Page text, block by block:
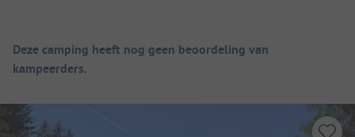
Camping overzicht
Deze camping heeft nog geen beoordeling van
kampeerders.